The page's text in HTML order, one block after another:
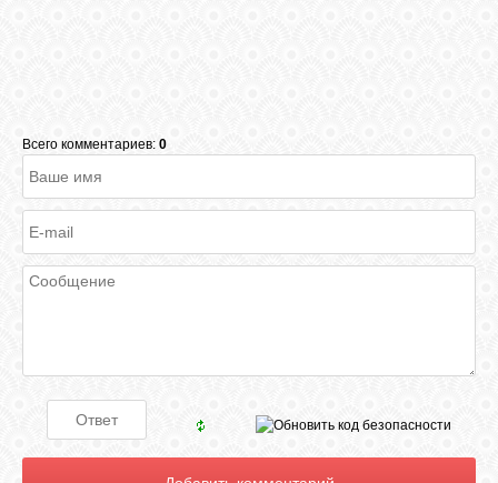
Всего комментариев: 0